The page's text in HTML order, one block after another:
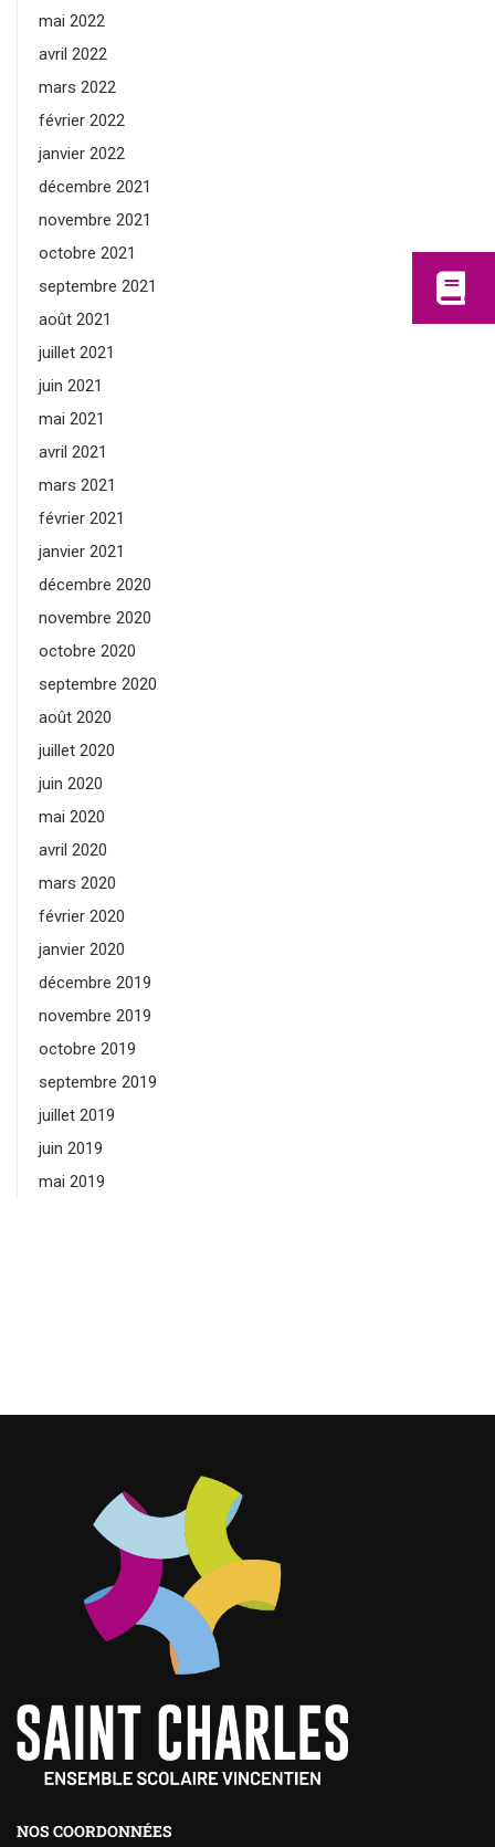
mai 2022
avril 2022
mars 2022
février 2022
janvier 2022
décembre 2021
novembre 2021
octobre 2021
septembre 2021
août 2021
juillet 2021
juin 2021
mai 2021
avril 2021
mars 2021
février 2021
janvier 2021
décembre 2020
novembre 2020
octobre 2020
septembre 2020
août 2020
juillet 2020
juin 2020
mai 2020
avril 2020
mars 2020
février 2020
janvier 2020
décembre 2019
novembre 2019
octobre 2019
septembre 2019
juillet 2019
juin 2019
mai 2019
NOS COORDONNÉES